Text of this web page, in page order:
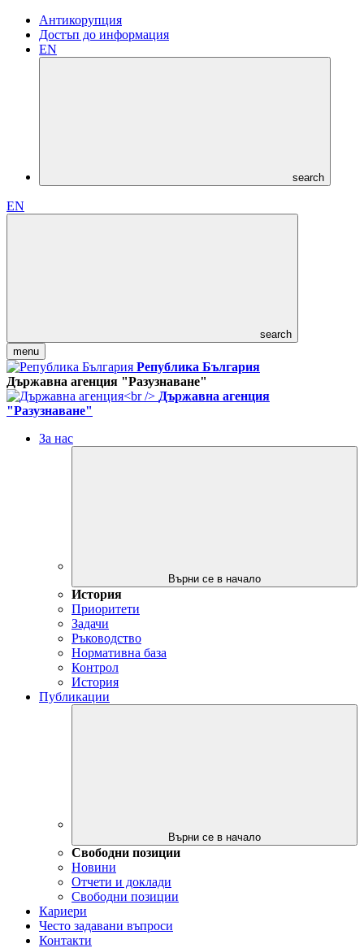
Антикорупция
Достъп до информация
EN
search
EN
search
menu
Република България
Държавна агенция "Разузнаване"
Държавна агенция
"Разузнаване"
За нас
Върни се в начало
История
Приоритети
Задачи
Ръководство
Нормативна база
Контрол
История
Публикации
Върни се в начало
Свободни позиции
Новини
Отчети и доклади
Свободни позиции
Кариери
Често задавани въпроси
Контакти